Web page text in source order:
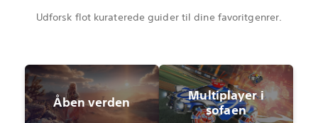
Udforsk flot kuraterede guider til dine favoritgenrer.
Åben verden
Multiplayer i
sofaen